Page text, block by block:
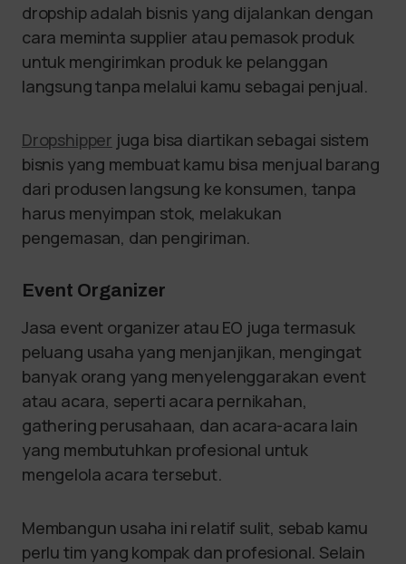
dropship adalah bisnis yang dijalankan dengan
cara meminta supplier atau pemasok produk
untuk mengirimkan produk ke pelanggan
langsung tanpa melalui kamu sebagai penjual.
Dropshipper juga bisa diartikan sebagai sistem
bisnis yang membuat kamu bisa menjual barang
dari produsen langsung ke konsumen, tanpa
harus menyimpan stok, melakukan
pengemasan, dan pengiriman.
Event Organizer
Jasa event organizer atau EO juga termasuk
peluang usaha yang menjanjikan, mengingat
banyak orang yang menyelenggarakan event
atau acara, seperti acara pernikahan,
gathering perusahaan, dan acara-acara lain
yang membutuhkan profesional untuk
mengelola acara tersebut.
Membangun usaha ini relatif sulit, sebab kamu
perlu tim yang kompak dan profesional. Selain